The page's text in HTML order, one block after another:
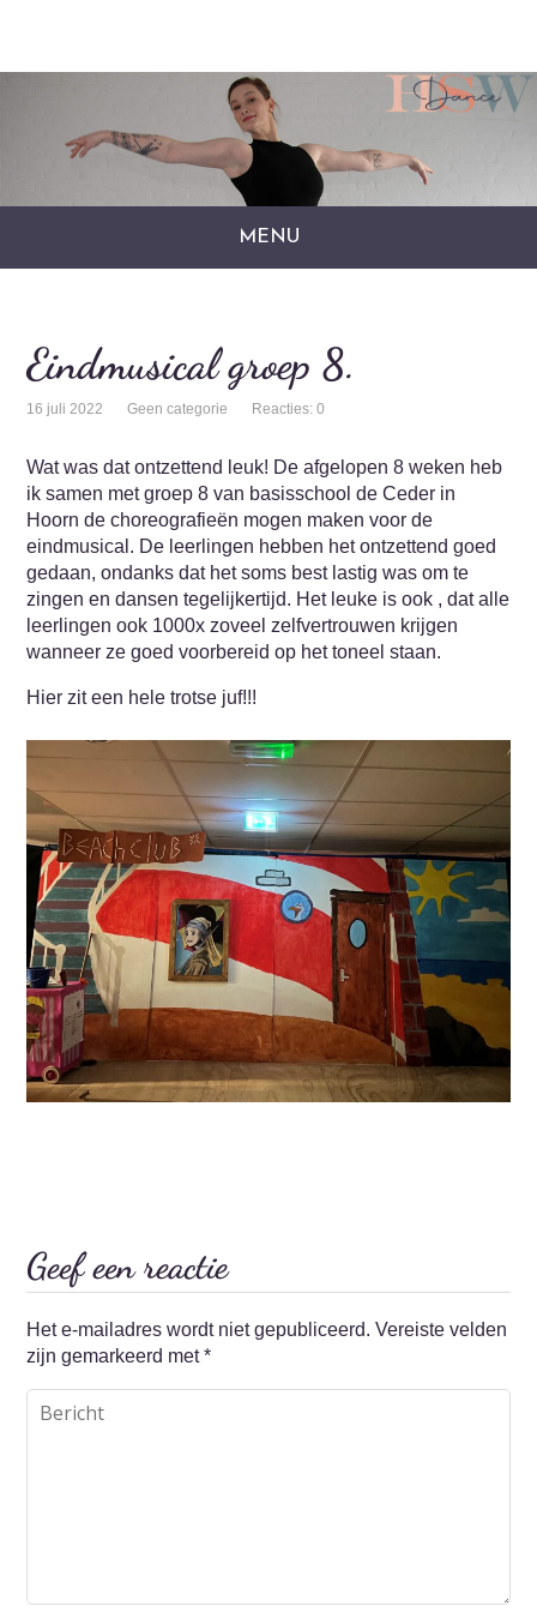
MENU
Eindmusical groep 8.
16 juli 2022 Geen categorie Reacties: 0
Wat was dat ontzettend leuk! De afgelopen 8 weken heb
ik samen met groep 8 van basisschool de Ceder in
Hoorn de choreografieën mogen maken voor de
eindmusical. De leerlingen hebben het ontzettend goed
gedaan, ondanks dat het soms best lastig was om te
zingen en dansen tegelijkertijd. Het leuke is ook , dat alle
leerlingen ook 1000x zoveel zelfvertrouwen krijgen
wanneer ze goed voorbereid op het toneel staan.
Hier zit een hele trotse juf!!!
Geef een reactie
Het e-mailadres wordt niet gepubliceerd. Vereiste velden
zijn gemarkeerd met*